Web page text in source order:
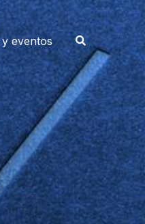
eventos